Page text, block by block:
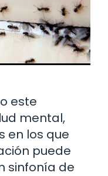
este
mental,
en los que
puede
sinfonía de